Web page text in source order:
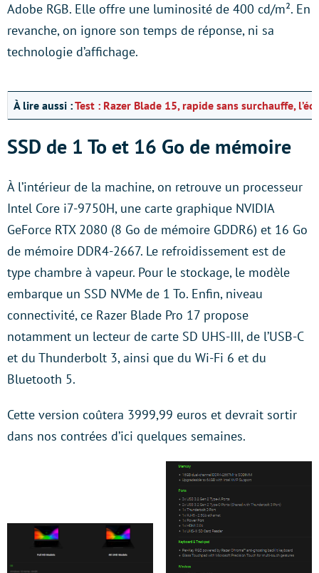
Adobe RGB. Elle offre une luminosité de 400 cd/m². En
revanche, on ignore son temps de réponse, ni sa
technologie d’affichage.
À lire aussi :Test : Razer Blade 15, rapide sans surchauffe,
SSD de 1 To et 16 Go de mémoire
À l’intérieur de la machine, on retrouve un processeur
Intel Core i7-9750H, une carte graphique NVIDIA
GeForce RTX 2080 (8 Go de mémoire GDDR6) et 16 Go
de mémoire DDR4-2667. Le refroidissement est de
type chambre à vapeur. Pour le stockage, le modèle
embarque un SSD NVMe de 1 To. Enfin, niveau
connectivité, ce Razer Blade Pro 17 propose
notamment un lecteur de carte SD UHS-III, de l’USB-C
et du Thunderbolt 3, ainsi que du Wi-Fi 6 et du
Bluetooth 5.
Cette version coûtera 3999,99 euros et devrait sortir
dans nos contrées d’ici quelques semaines.